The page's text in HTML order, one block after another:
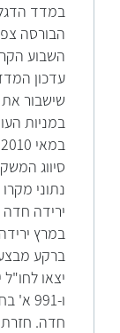
במדד
הבורסה
השבוע
עדכון
שישבור
סיווג
נתוני
ירידה
ברקע
ו-
חדה.